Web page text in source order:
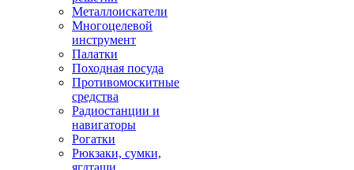
Металлоискатели
Многоцелевой
инструмент
Палатки
Походная посуда
Противомоскитные
средства
Радиостанции и
навигаторы
Рогатки
Рюкзаки, сумки,
ягдташи